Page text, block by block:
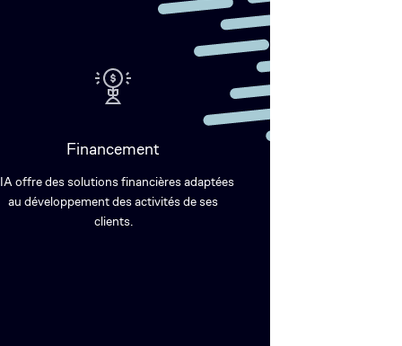
Financement
offre des solutions financières adaptées
au développement des activités de ses
clients.